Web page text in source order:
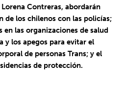
Contreras, abordarán
de los chilenos con las policías;
las organizaciones de salud
y los apegos para evitar el
de personas Trans; y el
de protección.